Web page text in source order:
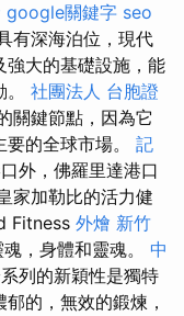
google關鍵字 seo
有深海泊位，現代
強大的基礎設施，能
社團法人 台胞證
關鍵節點，因為它
的全球市場。 記
外，佛羅里達港口
家加勒比的活力健
Fitness 外燴 新竹
，身體和靈魂。 中
列的新穎性是獨特
的，無效的鍛煉，